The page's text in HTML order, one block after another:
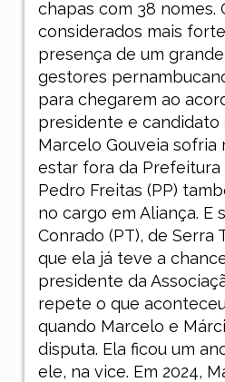
chapas com 38 nomes.
considerados mais
presença de um
gestores
para chegarem ao
presidente e candidato
Marcelo Gouveia sofria
estar fora da Prefeitura
Pedro Freitas (PP)
no cargo em Aliança. E
Conrado (PT), de Serra
que ela já teve a
presidente da
repete o que
quando Marcelo e
disputa. Ela ficou um
ele, na vice. Em 2024,